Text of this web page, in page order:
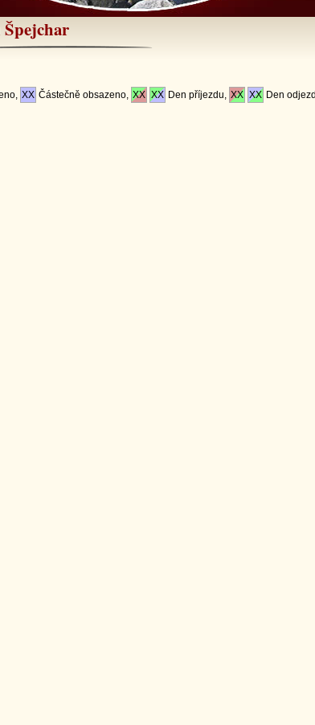
Špejchar
XX Částečně obsazeno, XX XX Den příjezdu, XX XX Den